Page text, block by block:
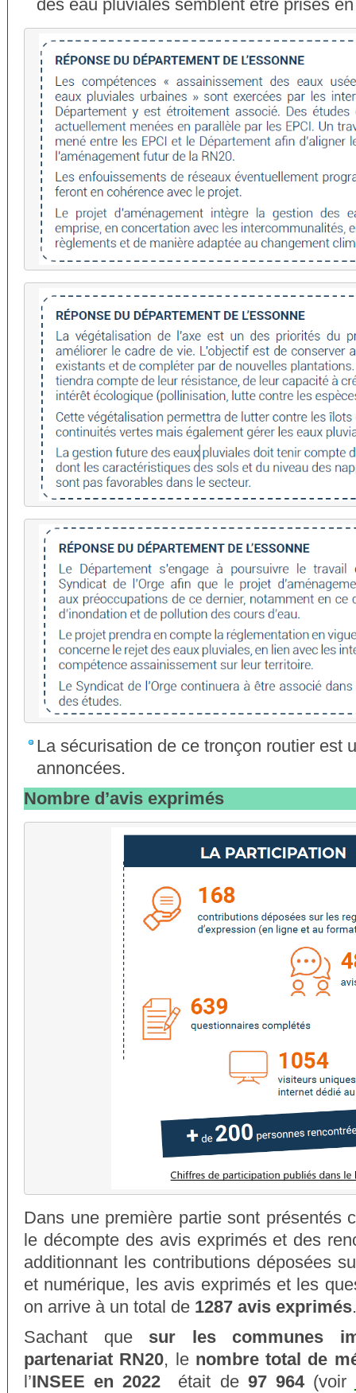
des eau pluviales semblent être prises
La sécurisation de ce tronçon routier est
annoncées.
Nombre d’avis exprimés
Dans une première partie sont présentés
le décompte des avis exprimés et des
additionnant les contributions déposées
et numérique, les avis exprimés et les
on arrive à un total de 1287 avis exprimés.
Sachant que sur les communes
partenariat RN20, le nombre total de
l’INSEE en 2022 était de 97 964(voir